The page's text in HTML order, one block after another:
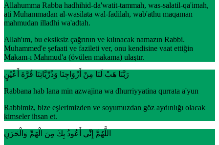
Allahumma Rabba hadhihid-da'watit-tammah, was-salatil-qa'imah,
ati Muhammadan al-wasilata wal-fadilah, wab'athu maqaman
mahmudan illadhi wa'adtah.
Allah'ım, bu eksiksiz çağrının ve kılınacak namazın Rabbi.
Muhammed'e şefaati ve fazileti ver, onu kendisine vaat ettiğin
Makam-ı Mahmud'a (övülen makama) ulaştır.
رَبَّنَا هَبْ لَنَا مِنْ أَزْوَاجِنَا وَذُرِّيَّاتِنَا قُرَّةَ أَعْيُنٍ
Rabbana hab lana min azwajina wa dhurriyyatina qurrata a'yun
Rabbimiz, bize eşlerimizden ve soyumuzdan göz aydınlığı olacak
kimseler ihsan et.
اللَّهُمَّ إِنِّي أَعُوذُ بِكَ مِنَ الْهَمِّ وَالْحَزَنِ